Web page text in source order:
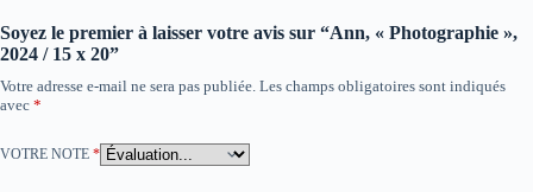
Soyez le premier à laisser votre avis sur “Ann, « Photographie »,
2024 / 15 x 20”
Votre adresse e-mail ne sera pas publiée. Les champs obligatoires sont indiqués
avec *
VOTRE NOTE *